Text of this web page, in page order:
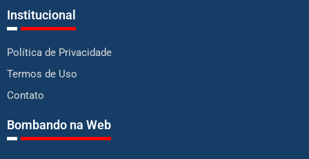
Institucional
Política de Privacidade
Termos de Uso
Contato
Bombando na Web